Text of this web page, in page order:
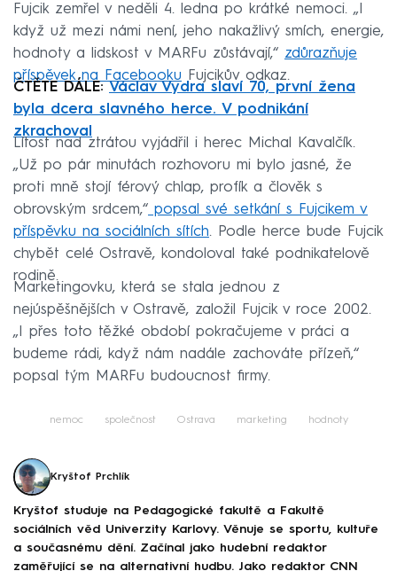
Fujcik zemřel v neděli 4. ledna po krátké nemoci. „I
když už mezi námi není, jeho nakažlivý smích, energie,
hodnoty a lidskost v MARFu zůstávají,“ zdůrazňuje
příspěvek na Facebooku Fujcikův odkaz.
ČTĚTE DÁLE: Václav Vydra slaví 70, první žena
byla dcera slavného herce. V podnikání
zkrachoval
Lítost nad ztrátou vyjádřil i herec Michal Kavalčík.
„Už po pár minutách rozhovoru mi bylo jasné, že
proti mně stojí férový chlap, profík a člověk s
obrovským srdcem,“ popsal své setkání s Fujcikem v
příspěvku na sociálních sítích. Podle herce bude Fujcik
chybět celé Ostravě, kondoloval také podnikatelově
rodině.
Marketingovku, která se stala jednou z
nejúspěšnějších v Ostravě, založil Fujcik v roce 2002.
„I přes toto těžké období pokračujeme v práci a
budeme rádi, když nám nadále zachováte přízeň,“
popsal tým MARFu budoucnost firmy.
nemoc společnost Ostrava marketing hodnoty
Kryštof Prchlík
Kryštof studuje na Pedagogické fakultě a Fakultě
sociálních věd Univerzity Karlovy. Věnuje se sportu, kultuře
a současnému dění. Začínal jako hudební redaktor
zaměřující se na alternativní hudbu. Jako redaktor CNN